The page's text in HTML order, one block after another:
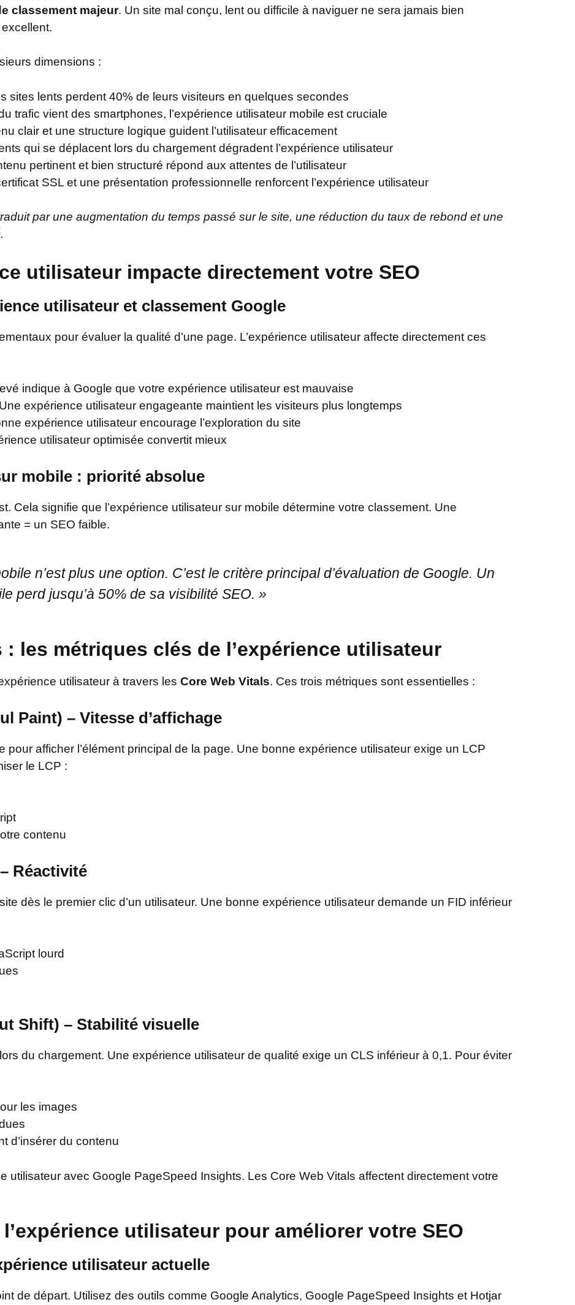
classement majeur. Un site mal conçu, lent ou difficile à naviguer ne sera jamais bien
dimensions :
sites lents perdent 40% de leurs visiteurs en quelques secondes
trafic vient des smartphones, l’expérience utilisateur mobile est cruciale
clair et une structure logique guident l’utilisateur efficacement
qui se déplacent lors du chargement dégradent l’expérience utilisateur
pertinent et bien structuré répond aux attentes de l’utilisateur
SSL et une présentation professionnelle renforcent l’expérience utilisateur
par une augmentation du temps passé sur le site, une réduction du taux de rebond et une
utilisateur impacte directement votre SEO
utilisateur et classement Google
pour évaluer la qualité d’une page. L’expérience utilisateur affecte directement ces
indique à Google que votre expérience utilisateur est mauvaise
expérience utilisateur engageante maintient les visiteurs plus longtemps
expérience utilisateur encourage l’exploration du site
utilisateur optimisée convertit mieux
mobile : priorité absolue
Cela signifie que l’expérience utilisateur sur mobile détermine votre classement. Une
= un SEO faible.
n’est plus une option. C’est le critère principal d’évaluation de Google. Un
perd jusqu’à 50% de sa visibilité SEO. »
: les métriques clés de l’expérience utilisateur
utilisateur à travers les Core Web Vitals. Ces trois métriques sont essentielles :
Paint) – Vitesse d’affichage
pour afficher l’élément principal de la page. Une bonne expérience utilisateur exige un LCP
le LCP :
contenu
Réactivité
dès le premier clic d’un utilisateur. Une bonne expérience utilisateur demande un FID inférieur
lourd
Shift) – Stabilité visuelle
du chargement. Une expérience utilisateur de qualité exige un CLS inférieur à 0,1. Pour éviter
les images
d’insérer du contenu
utilisateur avec Google PageSpeed Insights. Les Core Web Vitals affectent directement votre
utilisateur pour améliorer votre SEO
utilisateur actuelle
de départ. Utilisez des outils comme Google Analytics, Google PageSpeed Insights et Hotjar